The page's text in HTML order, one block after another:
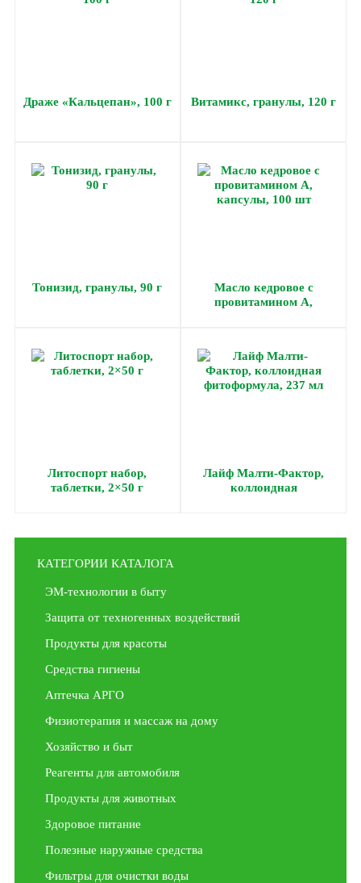
Драже «Кальцепан», 100 г Витамикс, гранулы, 120 г
Тонизид, гранулы, 90 г
Масло кедровое с
провитамином А,
Литоспорт набор,
таблетки, 2×50 г
Лайф Малти-Фактор,
коллоидная
КАТЕГОРИИ КАТАЛОГА
ЭМ-технологии в быту
Защита от техногенных воздействий
Продукты для красоты
Средства гигиены
Аптечка АРГО
Физиотерапия и массаж на дому
Хозяйство и быт
Реагенты для автомобиля
Продукты для животных
Здоровое питание
Полезные наружные средства
Фильтры для очистки воды